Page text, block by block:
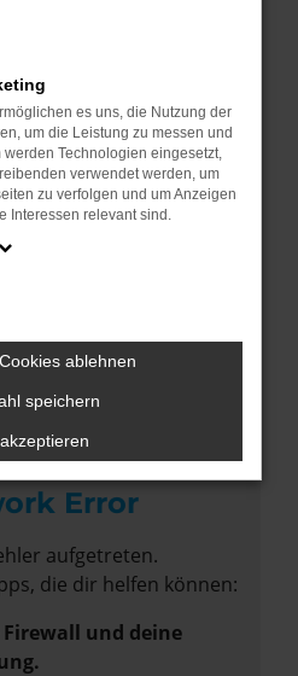
Neuwagen zur Seite und
Beratung, damit Sie das
finden. Profitieren Sie
wie attraktiven
Leasingangeboten
Ihres aktuellen
uns und lassen Sie sich
– wir freuen uns,
zu präsentieren!
Error
aufgetreten.
die dir helfen können:
und deine
es uns, die Nutzung der
um die Leistung zu messen und
Technologien eingesetzt,
verwendet werden, um
zu verfolgen und um Anzeigen
Interessen relevant sind.
ablehnen
speichern